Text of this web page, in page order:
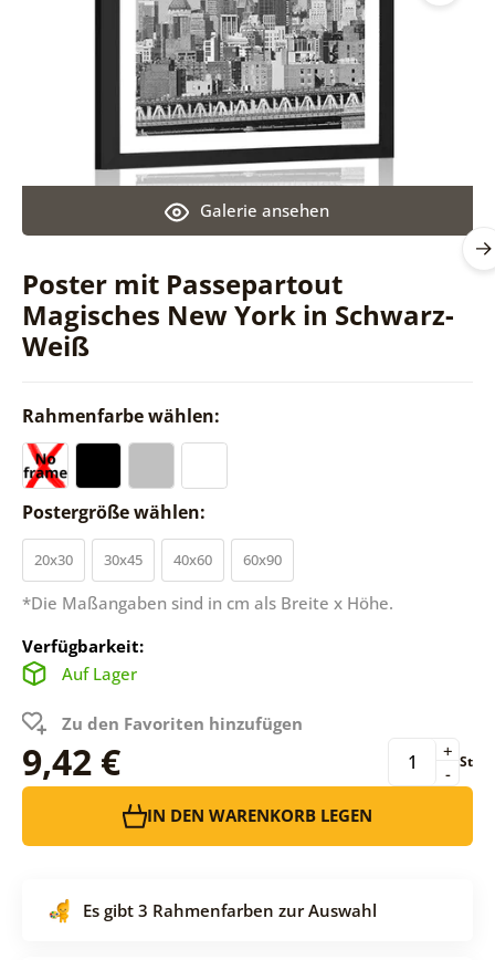
Poster mit Passepartout
Magisches New York in Schwarz-
Weiß
Galerie ansehen
Rahmenfarbe wählen:
Postergröße wählen:
20x30 30x45 40x60 60x90
*Die Maßangaben sind in cm als Breite x Höhe.
Verfügbarkeit:
Auf Lager
Zu den Favoriten hinzufügen
9,42 € -
+ St
IN DEN WARENKORB LEGEN
Es gibt 3 Rahmenfarben zur Auswahl